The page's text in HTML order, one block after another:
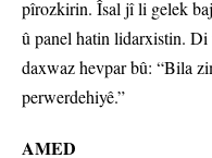
pîrozkirin. Îsal jî li gelek
û panel hatin lidarxistin.
daxwaz hevpar bû: “Bila
perwerdehiyê.”
AMED